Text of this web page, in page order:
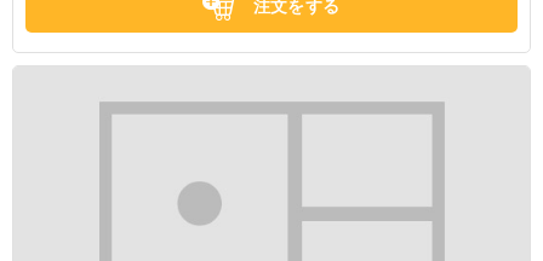
注文をする